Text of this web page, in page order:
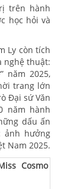
trên hành
học hỏi và
Ly còn tích
nghệ thuật:
năm 2025,
trang lớn
Đại sứ Văn
năm hành
dấu ấn
ảnh hưởng
Nam 2025.
Cosmo